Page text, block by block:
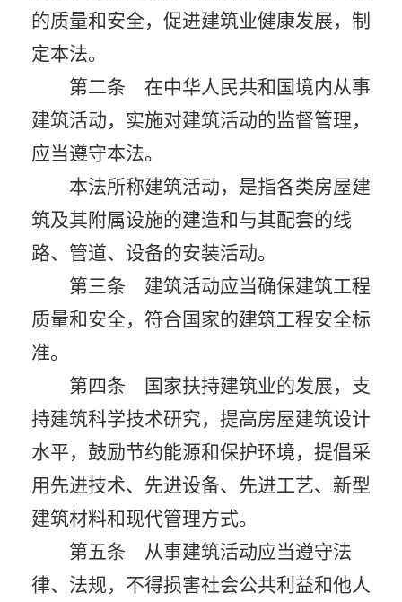
的质量和安全，促进建筑业健康发展，制
定本法。
第二条 在中华人民共和国境内从事
建筑活动，实施对建筑活动的监督管理，
应当遵守本法。
本法所称建筑活动，是指各类房屋建
筑及其附属设施的建造和与其配套的线
路、管道、设备的安装活动。
第三条 建筑活动应当确保建筑工程
质量和安全，符合国家的建筑工程安全标
准。
第四条 国家扶持建筑业的发展，支
持建筑科学技术研究，提高房屋建筑设计
水平，鼓励节约能源和保护环境，提倡采
用先进技术、先进设备、先进工艺、新型
建筑材料和现代管理方式。
第五条 从事建筑活动应当遵守法
律、法规，不得损害社会公共利益和他人